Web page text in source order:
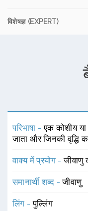
विशेषज्ञ (EXPERT)
परिभाषा -एक कोशीय या
जाता और जिनकी वृद्धि
वाक्य में प्रयोग -जीवाणु
समानार्थी शब्द -जीवाणु
लिंग -पुल्लिंग